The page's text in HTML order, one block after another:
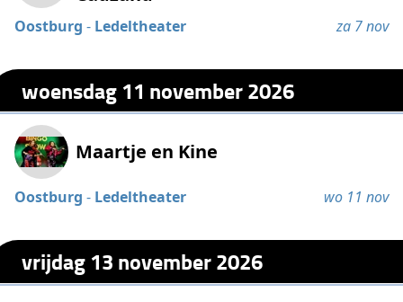
Oostburg - Ledeltheater za 7 nov
woensdag 11 november 2026
Maartje en Kine
Oostburg - Ledeltheater wo 11 nov
vrijdag 13 november 2026